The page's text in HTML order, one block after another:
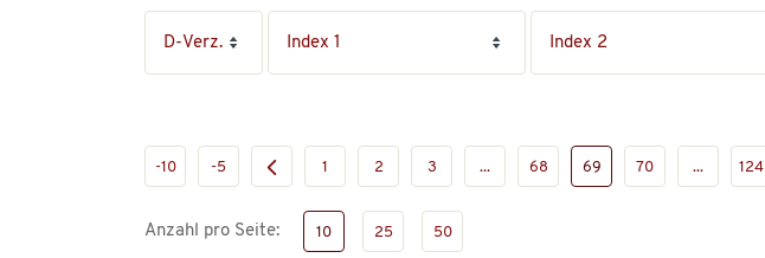
-10 -5 1 2 3 ... 68 69 70 ... 124
Anzahl pro Seite: 10 25 50